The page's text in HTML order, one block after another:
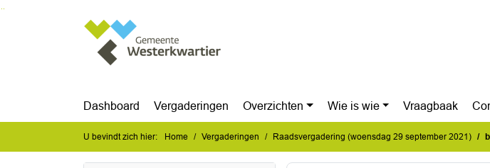
Dashboard Vergaderingen Overzichten Wie is wie Vraagbaak
U bevindt zich hier: Home Vergaderingen Raadsvergadering (woensdag 29 september 2021)